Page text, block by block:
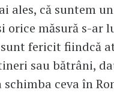
ales, că suntem
orice măsură s-ar
fericit fiindcă
sau bătrâni,
ceva în